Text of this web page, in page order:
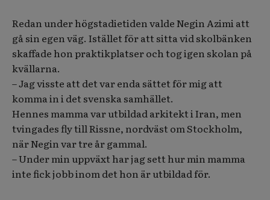
Redan under högstadietiden valde Negin Azimi att
gå sin egen väg. Istället för att sitta vid skolbänken
skaffade hon praktikplatser och tog igen skolan på
kvällarna.
– Jag visste att det var enda sättet för mig att
komma in i det svenska samhället.
Hennes mamma var utbildad arkitekt i Iran, men
tvingades fly till Rissne, nordväst om Stockholm,
när Negin var tre år gammal.
– Under min uppväxt har jag sett hur min mamma
inte fick jobb inom det hon är utbildad för.